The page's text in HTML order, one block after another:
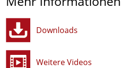
Downloads
Weitere Videos